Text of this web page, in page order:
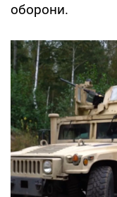
оборони.